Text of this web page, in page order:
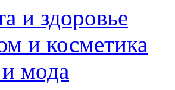
и здоровье
и косметика
мода